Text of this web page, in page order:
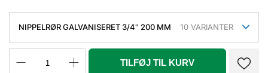
NIPPELRØR GALVANISERET 3/4'' 200 MM 10 VARIANTER
TILFØJ TIL KURV